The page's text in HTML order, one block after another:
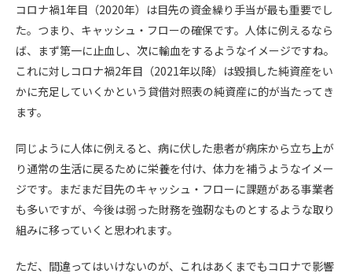
コロナ禍1年目（2020年）は目先の資金繰り手当が最も重要でし
た。つまり、キャッシュ・フローの確保です。人体に例えるなら
ば、まず第一に止血し、次に輸血をするようなイメージですね。
これに対しコロナ禍2年目（2021年以降）は毀損した純資産をい
かに充足していくかという貸借対照表の純資産に的が当たってき
ます。
同じように人体に例えると、病に伏した患者が病床から立ち上が
り通常の生活に戻るために栄養を付け、体力を補うようなイメー
ジです。まだまだ目先のキャッシュ・フローに課題がある事業者
も多いですが、今後は弱った財務を強靭なものとするような取り
組みに移っていくと思われます。
ただ、間違ってはいけないのが、これはあくまでもコロナで影響